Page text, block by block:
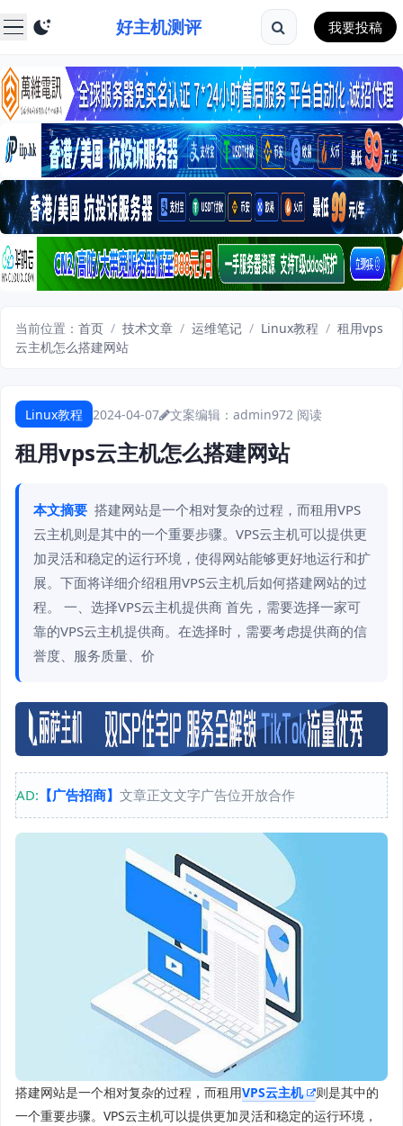
好主机测评 我要投稿
当前位置： 首页 / 技术文章 / 运维笔记 / Linux教程 / 租用vps
云主机怎么搭建网站
Linux教程 2024-04-07 文案编辑：admin972 阅读
租用vps云主机怎么搭建网站
本文摘要 搭建网站是一个相对复杂的过程，而租用VPS
云主机则是其中的一个重要步骤。VPS云主机可以提供更
加灵活和稳定的运行环境，使得网站能够更好地运行和扩
展。下面将详细介绍租用VPS云主机后如何搭建网站的过
程。 一、选择VPS云主机提供商 首先，需要选择一家可
靠的VPS云主机提供商。在选择时，需要考虑提供商的信
誉度、服务质量、价
AD: 【广告招商】 文章正文文字广告位开放合作
搭建网站是一个相对复杂的过程，而租用VPS云主机
则是其中的
一个重要步骤。VPS云主机可以提供更加灵活和稳定的运行环境，